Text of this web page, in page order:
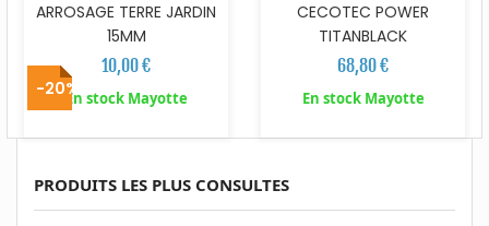
ARROSAGE TERRE JARDIN
15MM
10,00 €
En stock Mayotte
CECOTEC POWER
TITANBLACK
68,80 €
En stock Mayotte
PRODUITS LES PLUS CONSULTES
-20%